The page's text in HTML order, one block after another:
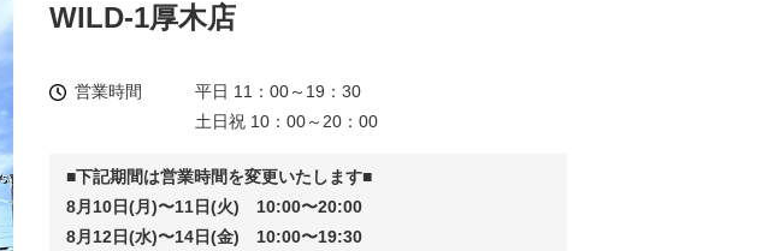
WILD-1厚木店
営業時間
平日 11：00～19：30
土日祝 10：00～20：00
■下記期間は営業時間を変更いたします■
8月10日(月)〜11日(火) 10:00〜20:00
8月12日(水)〜14日(金) 10:00〜19:30